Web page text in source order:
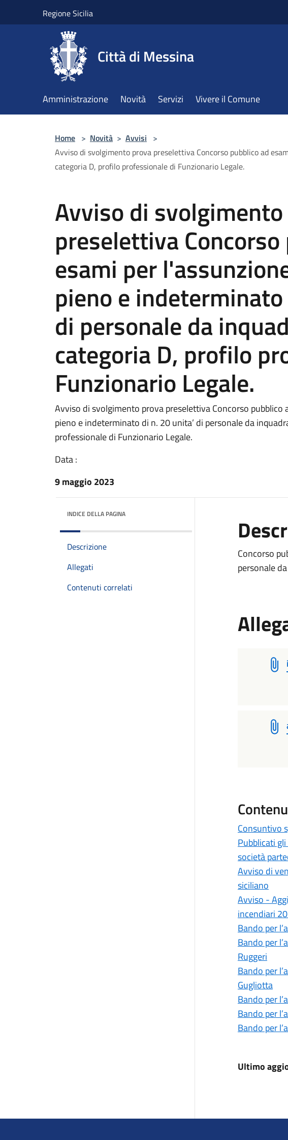
Regione Sicilia
Città di Messina
Amministrazione Novità Servizi Vivere il Comune
Home > Novità > Avvisi >
Avviso di svolgimento prova preselettiva Concorso pubblico ad
categoria D, profilo professionale di Funzionario Legale.
Avviso di
preselettiva
esami per
pieno e
di personale da
categoria D, profilo
Funzionario Legale.
Avviso di svolgimento prova preselettiva Concorso pubblico
pieno e indeterminato di n. 20 unita’ di personale da
professionale di Funzionario Legale.
Data :
9 maggio 2023
INDICE DELLA PAGINA
Descrizione
Allegati
Contenuti correlati
Concorso
personale
Consuntivo
Pubblicati
società
Avviso di
siciliano
Avviso -
incendiari
Bando per
Bando per
Ruggeri
Bando per
Gugliotta
Bando per
Bando per
Bando per
Ultimo